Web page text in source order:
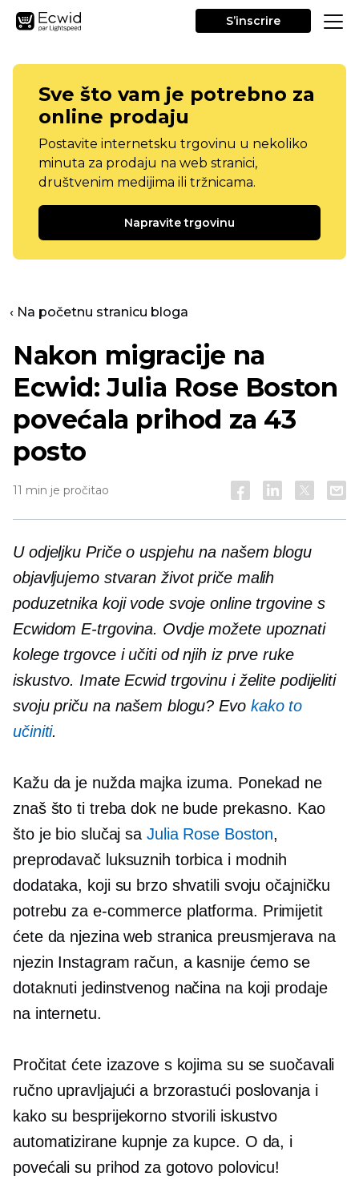
S’inscrire
Sve što vam je potrebno za
online prodaju
Postavite internetsku trgovinu u nekoliko
minuta za prodaju na web stranici,
društvenim medijima ili tržnicama.
Napravite trgovinu
‹ Na početnu stranicu bloga
Nakon migracije na
Ecwid: Julia Rose Boston
povećala prihod za 43
posto
11 min je pročitao
U odjeljku Priče o uspjehu na našem blogu
objavljujemo stvaran životpriče malih
poduzetnika koji vode svoje online trgovine s
EcwidomE-trgovina. Ovdje možete upoznati
kolege trgovce i učiti od njih iz prve ruke
iskustvo. Imate Ecwid trgovinu i želite podijeliti
svoju priču na našem blogu? Evo kako to
učiniti.
Kažu da je nužda majka izuma. Ponekad ne
znaš što ti treba dok ne bude prekasno. Kao
što je bio slučaj sa Julia Rose Boston,
preprodavač luksuznih torbica i modnih
dodataka, koji su brzo shvatili svoju očajničku
potrebu za e-commerceplatforma. Primijetit
ćete da njezina web stranica preusmjerava na
njezin Instagram račun, a kasnije ćemo se
dotaknuti jedinstvenog načina na koji prodaje
na internetu.
Pročitat ćete izazove s kojima su se suočavali
ručno upravljajući a brzorastućiposlovanja i
kako su besprijekorno stvorili iskustvo
automatizirane kupnje za kupce. O da, i
povećali su prihod za gotovo polovicu!